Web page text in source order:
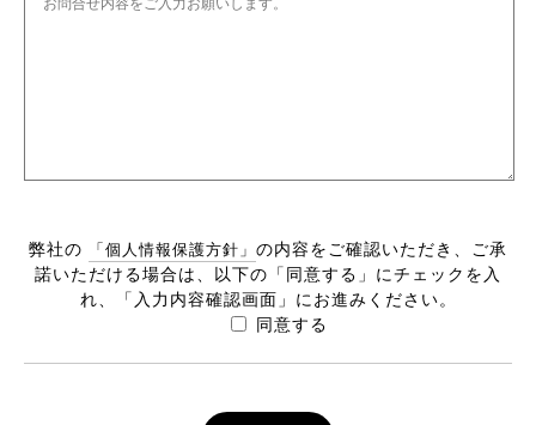
弊社の 「個人情報保護方針」 の内容をご確認いただき、ご承
諾いただける場合は、 以下の「同意する」にチェックを入
れ、「入力内容確認画面」にお進みください。
同意する